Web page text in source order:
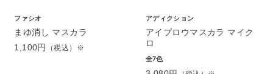
ファシオ
まゆ消し マスカラ
1,100円
（税込）※
アディクション
アイブロウマスカラ マイク
ロ
全7色